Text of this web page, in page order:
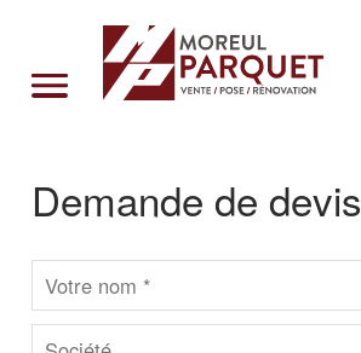
Demande de devis